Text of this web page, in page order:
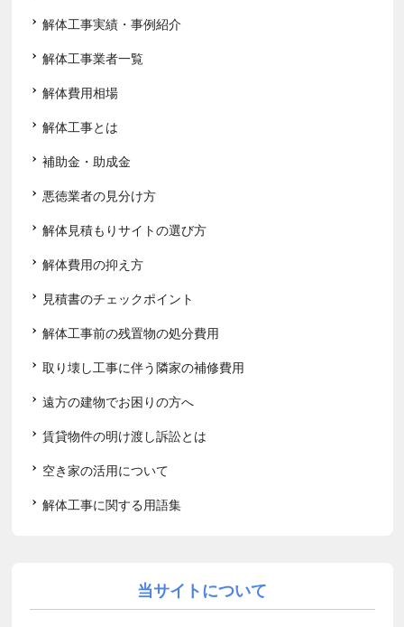
解体工事実績・事例紹介
解体工事業者一覧
解体費用相場
解体工事とは
補助金・助成金
悪徳業者の見分け方
解体見積もりサイトの選び方
解体費用の抑え方
見積書のチェックポイント
解体工事前の残置物の処分費用
取り壊し工事に伴う隣家の補修費用
遠方の建物でお困りの方へ
賃貸物件の明け渡し訴訟とは
空き家の活用について
解体工事に関する用語集
当サイトについて